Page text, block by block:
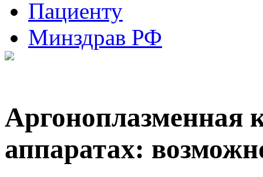
Пациенту
Минздрав РФ
Аргоноплазменная
аппаратах: